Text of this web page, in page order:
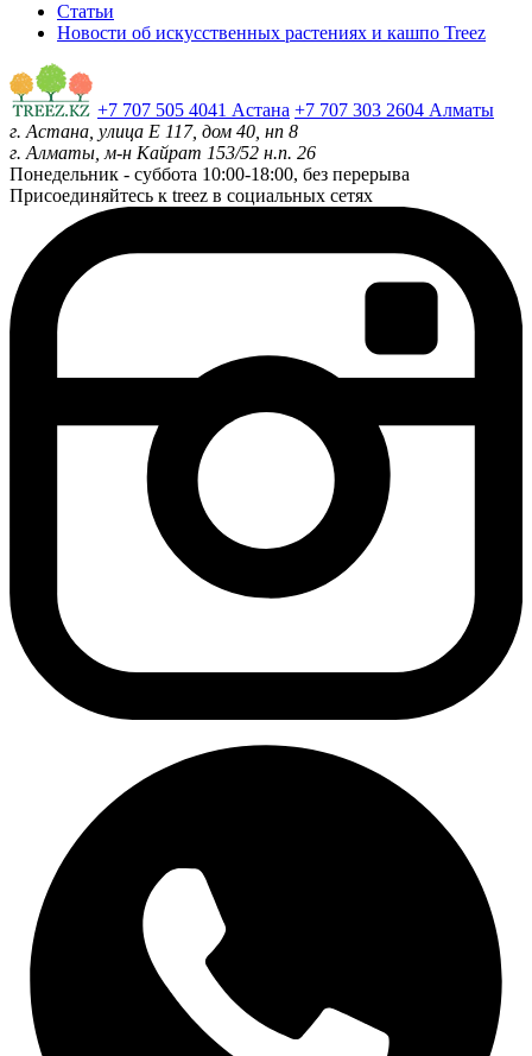
Статьи
Новости об искусственных растениях и кашпо Treez
+7 707 505 4041 Астана +7 707 303 2604 Алматы
г. Астана, улица Е 117, дом 40, нп 8
г. Алматы, м-н Кайрат 153/52 н.п. 26
Понедельник - суббота 10:00-18:00, без перерыва
Присоединяйтесь к treez в социальных сетях